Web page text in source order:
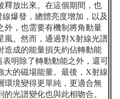
釋放出來。在這個期間，也
線爆發，總體亮度增加，以及
外，也需要有機制將角動量
風。然而，通過對X射線光譜
造成的能量損失約佔轉動能
表明除了轉動動能之外，還可
的磁場能量。最後， X射線
環境變得更單純，更適合無
光譜變化也與此相吻合。